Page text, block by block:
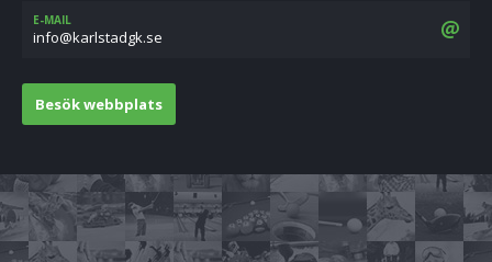
E-MAIL
es.kgdatslrak@ofni
Besök webbplats